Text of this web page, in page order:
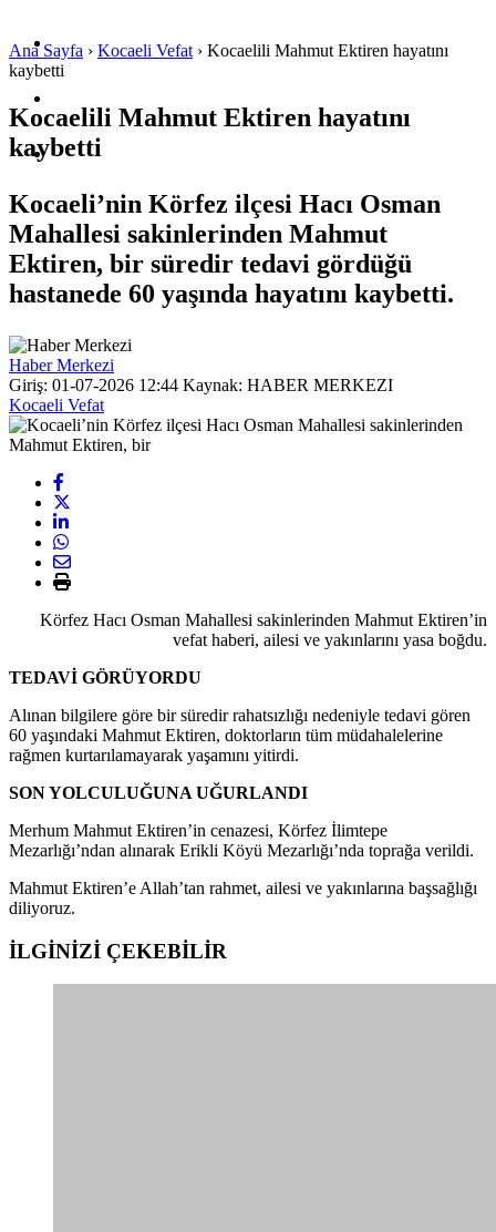
SPOR
SAĞLIK
Ana Sayfa › Kocaeli Vefat › Kocaelili Mahmut Ektiren hayatını
kaybetti
Kocaelili Mahmut Ektiren hayatını
kaybetti
Kocaeli’nin Körfez ilçesi Hacı Osman
Mahallesi sakinlerinden Mahmut
Ektiren, bir süredir tedavi gördüğü
hastanede 60 yaşında hayatını kaybetti.
Haber Merkezi
Giriş: 01-07-2026 12:44 Kaynak: HABER MERKEZI
Kocaeli Vefat
Körfez Hacı Osman Mahallesi sakinlerinden Mahmut Ektiren’in
vefat haberi, ailesi ve yakınlarını yasa boğdu.
TEDAVİ GÖRÜYORDU
Alınan bilgilere göre bir süredir rahatsızlığı nedeniyle tedavi gören
60 yaşındaki Mahmut Ektiren, doktorların tüm müdahalelerine
rağmen kurtarılamayarak yaşamını yitirdi.
SON YOLCULUĞUNA UĞURLANDI
Merhum Mahmut Ektiren’in cenazesi, Körfez İlimtepe
Mezarlığı’ndan alınarak Erikli Köyü Mezarlığı’nda toprağa verildi.
Mahmut Ektiren’e Allah’tan rahmet, ailesi ve yakınlarına başsağlığı
diliyoruz.
İLGİNİZİ ÇEKEBİLİR